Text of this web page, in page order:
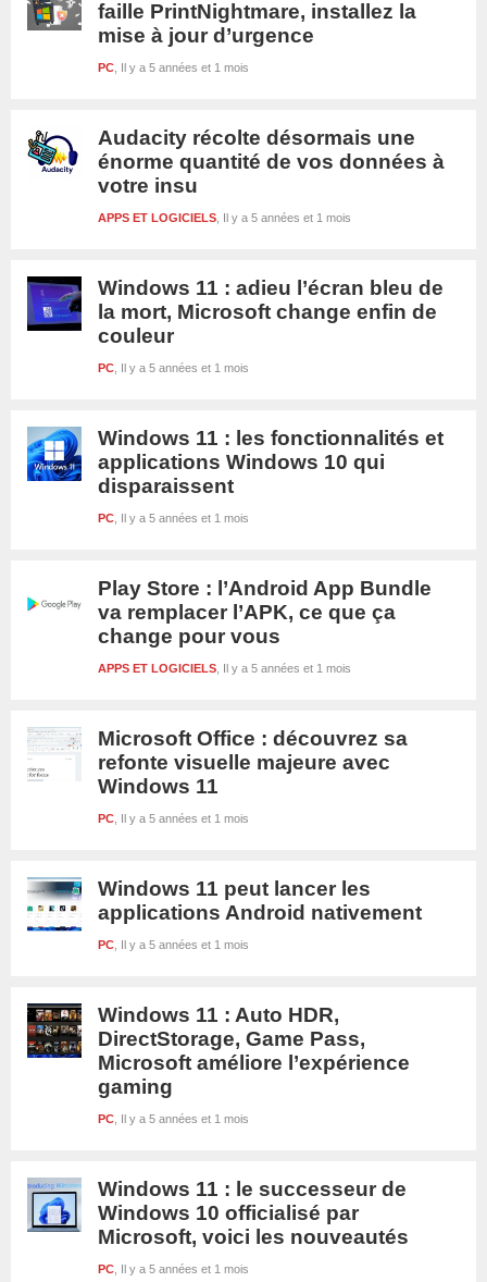
faille PrintNightmare, installez la
mise à jour d’urgence
Il y a 5 années et 1 mois
PC
Audacity récolte désormais une
énorme quantité de vos données à
votre insu
Il y a 5 années et 1 mois
APPS ET LOGICIELS
Windows 11 : adieu l’écran bleu de
la mort, Microsoft change enfin de
couleur
Il y a 5 années et 1 mois
PC
Windows 11 : les fonctionnalités et
applications Windows 10 qui
disparaissent
Il y a 5 années et 1 mois
PC
Play Store : l’Android App Bundle
va remplacer l’APK, ce que ça
change pour vous
Il y a 5 années et 1 mois
APPS ET LOGICIELS
Microsoft Office : découvrez sa
refonte visuelle majeure avec
Windows 11
Il y a 5 années et 1 mois
PC
Windows 11 peut lancer les
applications Android nativement
Il y a 5 années et 1 mois
PC
Windows 11 : Auto HDR,
DirectStorage, Game Pass,
Microsoft améliore l’expérience
gaming
Il y a 5 années et 1 mois
PC
Windows 11 : le successeur de
Windows 10 officialisé par
Microsoft, voici les nouveautés
Il y a 5 années et 1 mois
PC